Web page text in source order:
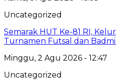
Uncategorized
Semarak HUT Ke-81 RI,
Turnamen Futsal dan
Minggu, 2 Agu 2026 - 12:47
Uncategorized